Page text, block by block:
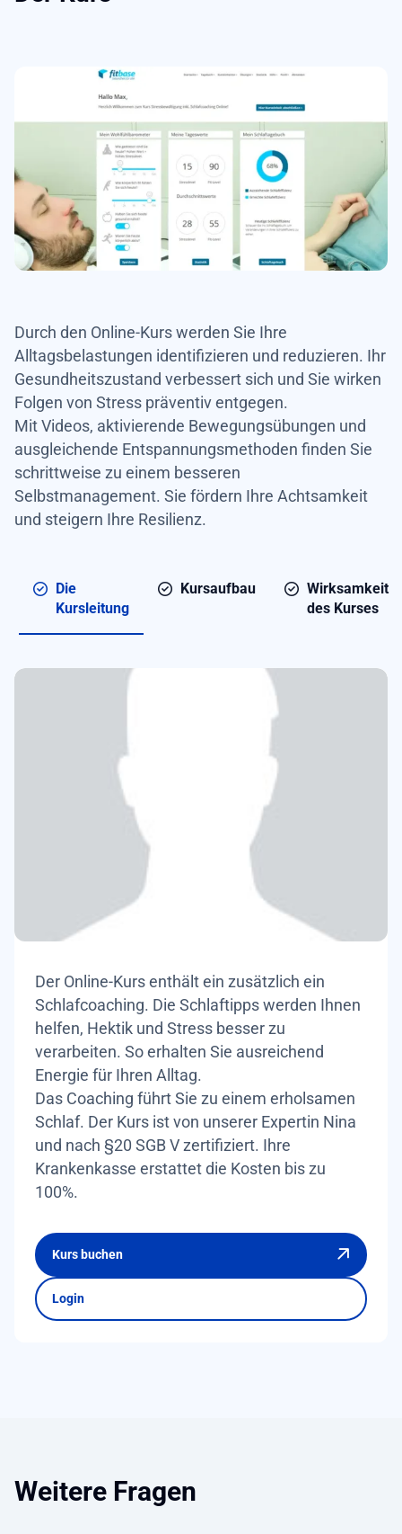
Durch den Online-Kurs werden Sie Ihre
Alltagsbelastungen identifizieren und reduzieren. Ihr
Gesundheitszustand verbessert sich und Sie wirken
Folgen von Stress präventiv entgegen.
Mit Videos, aktivierende Bewegungsübungen und
ausgleichende Entspannungsmethoden finden Sie
schrittweise zu einem besseren
Selbstmanagement. Sie fördern Ihre Achtsamkeit
und steigern Ihre Resilienz.
Die
Kursleitung
Kursaufbau
Wirksamkeit
des Kurses
Der Online-Kurs enthält ein zusätzlich ein
Schlafcoaching. Die Schlaftipps werden Ihnen
helfen, Hektik und Stress besser zu
verarbeiten. So erhalten Sie ausreichend
Energie für Ihren Alltag.
Das Coaching führt Sie zu einem erholsamen
Schlaf. Der Kurs ist von unserer Expertin Nina
und nach §20 SGB V zertifiziert. Ihre
Krankenkasse erstattet die Kosten bis zu
100%.
Kurs buchen
Login
Weitere Fragen